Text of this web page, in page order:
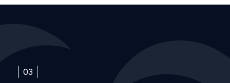
03